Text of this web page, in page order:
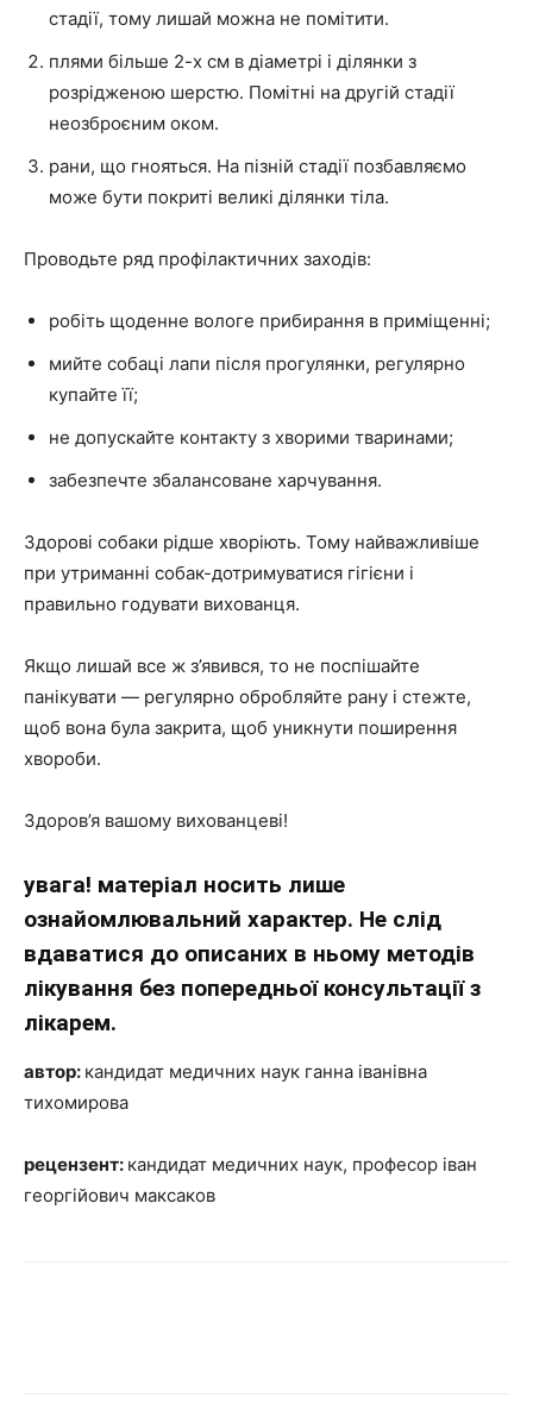
стадії, тому лишай можна не помітити.
плями більше 2-х см в діаметрі і ділянки з
розрідженою шерстю. Помітні на другій стадії
неозброєним оком.
рани, що гнояться. На пізній стадії позбавляємо
може бути покриті великі ділянки тіла.
Проводьте ряд профілактичних заходів:
робіть щоденне вологе прибирання в приміщенні;
мийте собаці лапи після прогулянки, регулярно
купайте її;
не допускайте контакту з хворими тваринами;
забезпечте збалансоване харчування.
Здорові собаки рідше хворіють. Тому найважливіше
при утриманні собак-дотримуватися гігієни і
правильно годувати вихованця.
Якщо лишай все ж з’явився, то не поспішайте
панікувати — регулярно обробляйте рану і стежте,
щоб вона була закрита, щоб уникнути поширення
хвороби.
Здоров’я вашому вихованцеві!
увага! матеріал носить лише
ознайомлювальний характер. Не слід
вдаватися до описаних в ньому методів
лікування без попередньої консультації з
лікарем.
автор: кандидат медичних наук ганна іванівна
тихомирова
рецензент: кандидат медичних наук, професор іван
георгійович максаков